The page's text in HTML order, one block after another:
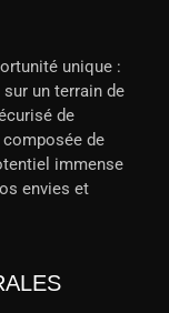
unique :
un terrain de
de
de
immense
envies et